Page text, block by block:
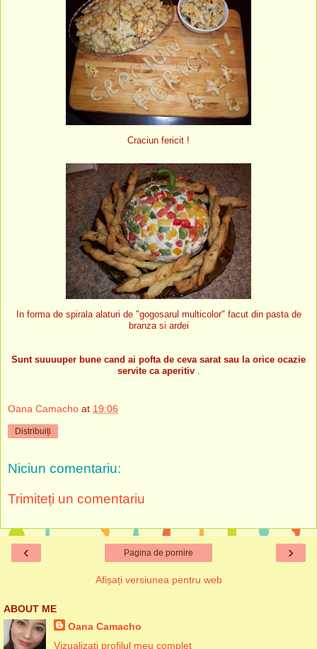
Craciun fericit !
In forma de spirala alaturi de "gogosarul multicolor" facut din pasta de
branza si ardei
Sunt suuuuper bune cand ai pofta de ceva sarat sau la orice ocazie
servite ca aperitiv.
Oana Camacho at 19:06
Distribuiți
Niciun comentariu:
Trimiteți un comentariu
‹ ›
Pagina de pornire
Afișați versiunea pentru web
ABOUT ME
Oana Camacho
Vizualizați profilul meu complet